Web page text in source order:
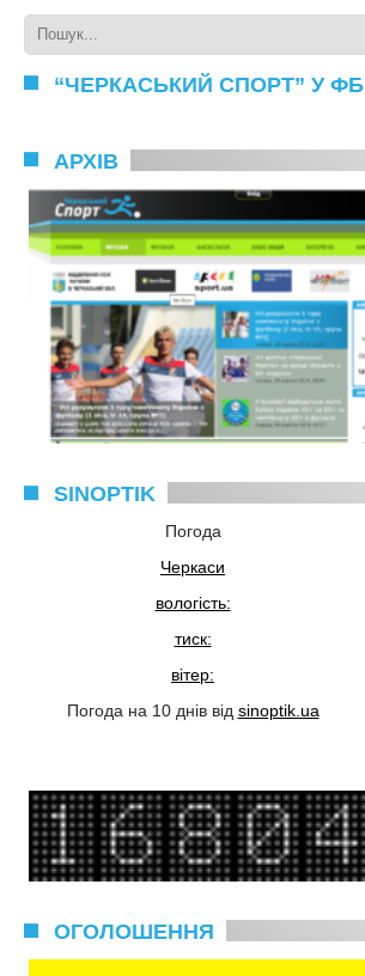
“ЧЕРКАСЬКИЙ СПОРТ” У ФБ
АРХІВ
SINOPTIK
Погода
Черкаси
вологість:
тиск:
вітер:
Погода на 10 днів від sinoptik.ua
ОГОЛОШЕННЯ